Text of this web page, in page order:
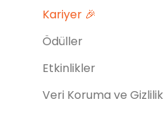
Kariyer 🎉
Ödüller
Etkinlikler
Veri Koruma ve Gizlilik